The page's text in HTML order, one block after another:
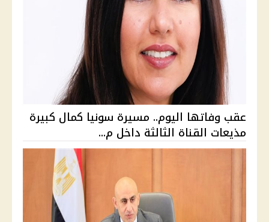
عقب وفاتها اليوم.. مسيرة سونيا كمال كبيرة
مذيعات القناة الثالثة داخل م...